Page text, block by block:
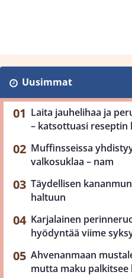
Uusimmat
Laita jauhelihaa ja
– katsottuasi reseptin
Muffinsseissa
valkosuklaa – nam
Täydellisen
haltuun
Karjalainen
hyödyntää viime
Ahvenanmaan
mutta maku palkitsee